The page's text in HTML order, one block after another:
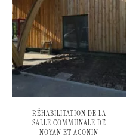
RÉHABILITATION DE LA
SALLE COMMUNALE DE
NOYAN ET ACONIN